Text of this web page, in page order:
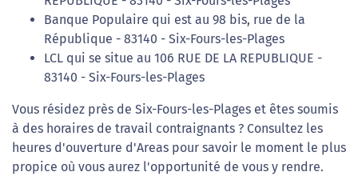
Banque Populaire qui est au 98 bis, rue de la
République - 83140 - Six-Fours-les-Plages
LCL qui se situe au 106 RUE DE LA REPUBLIQUE -
83140 - Six-Fours-les-Plages
Vous résidez près de Six-Fours-les-Plages et êtes soumis
à des horaires de travail contraignants ? Consultez les
heures d'ouverture d'Areas pour savoir le moment le plus
propice où vous aurez l'opportunité de vous y rendre.